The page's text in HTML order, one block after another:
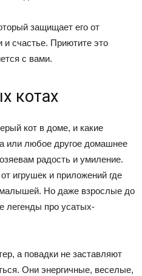
защищает его от
и счастье. Приютите это
с вами.
котах
кот в доме, и какие
или любое другое домашнее
радость и умиление.
игрушек и приложений где
Но даже взрослые до
легенды про усатых-
а повадки не заставляют
Они энергичные, веселые,